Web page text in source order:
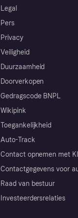
Legal
Pers
Privacy
Veiligheid
Duurzaamheid
Doorverkopen
Gedragscode BNPL
Wikipink
Toegankelijkheid
Auto-Track
Contact opnemen met
Contactgegevens voor
Raad van bestuur
Investeerdersrelaties